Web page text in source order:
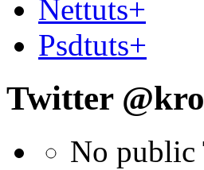
Nettuts+
Psdtuts+
Twitter
No public